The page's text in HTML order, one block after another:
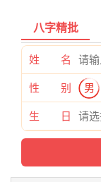
八字精批
姓 名
性 别 男
生 日